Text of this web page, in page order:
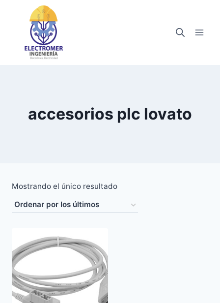
contenido
accesorios plc lovato
Mostrando el único resultado